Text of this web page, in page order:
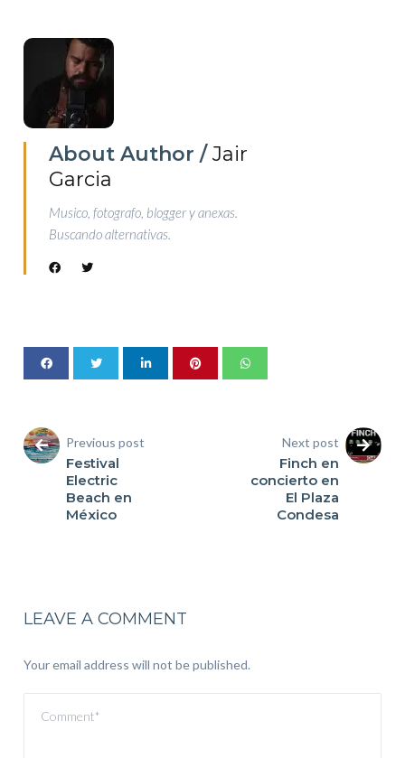
About Author /Jair
Garcia
Musico, fotografo, blogger y anexas.
Buscando alternativas.
Previous post
Festival
Electric
Beach en
México
Next post
Finch en
concierto en
El Plaza
Condesa
LEAVE A COMMENT
Your email address will not be published.